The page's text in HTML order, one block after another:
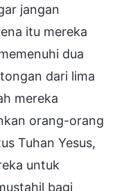
jangan
itu mereka
dua
dari lima
mereka
orang-orang
Tuhan Yesus,
untuk
bagi